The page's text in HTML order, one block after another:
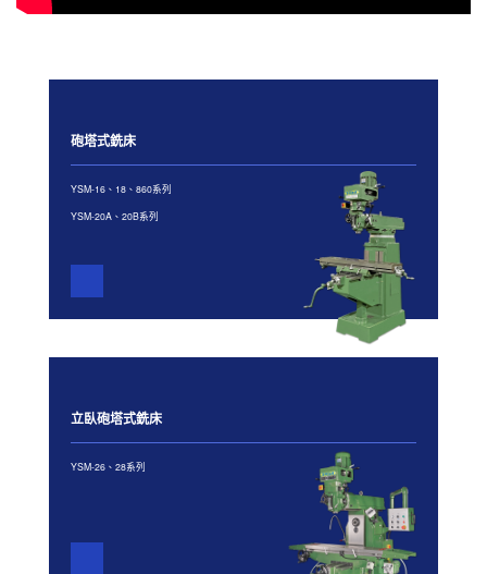
砲塔式銑床
YSM-16、18、860系列
YSM-20A、20B系列
立臥砲塔式銑床
YSM-26、28系列